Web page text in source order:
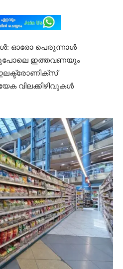
ഓരോ പെരുന്നാൾ
ഇത്തവണയും
വിലക്കിഴിവുകൾ